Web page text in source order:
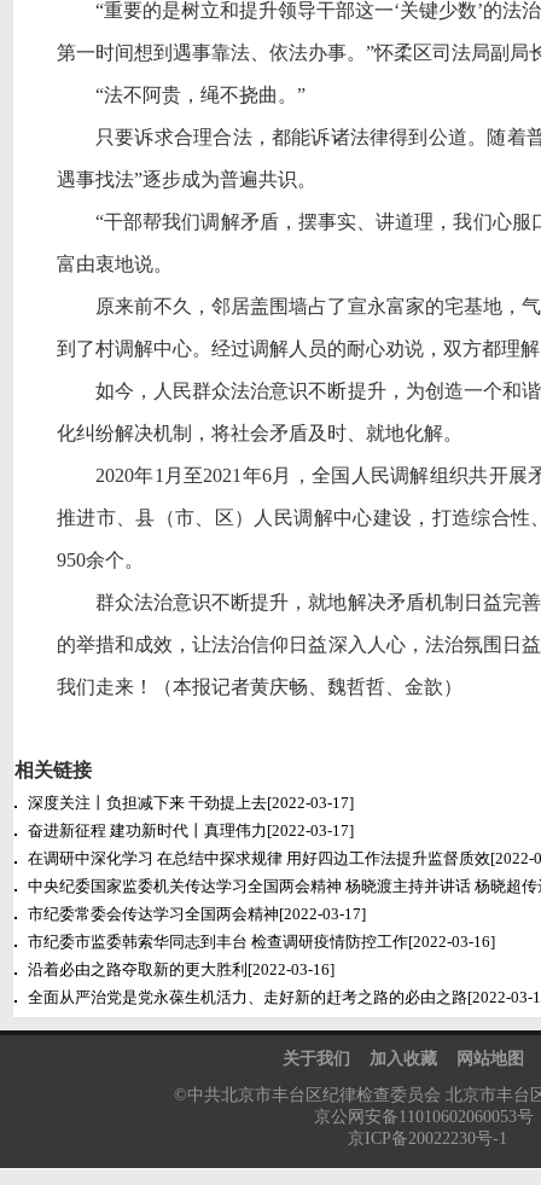
“重要的是树立和提升领导干部这一‘关键少数’的
第一时间想到遇事靠法、依法办事。”怀柔区司法局副局
“法不阿贵，绳不挠曲。”
只要诉求合理合法，都能诉诸法律得到公道。随
遇事找法”逐步成为普遍共识。
“干部帮我们调解矛盾，摆事实、讲道理，我们心
富由衷地说。
原来前不久，邻居盖围墙占了宣永富家的宅基地，
到了村调解中心。经过调解人员的耐心劝说，双方都理
如今，人民群众法治意识不断提升，为创造一个和
化纠纷解决机制，将社会矛盾及时、就地化解。
2020年1月至2021年6月，全国人民调解组织共开
推进市、县（市、区）人民调解中心建设，打造综合
950余个。
群众法治意识不断提升，就地解决矛盾机制日益完
的举措和成效，让法治信仰日益深入人心，法治氛围日
我们走来！（本报记者黄庆畅、魏哲哲、金歆）
相关链接
深度关注丨负担减下来 干劲提上去[2022-03-17]
奋进新征程 建功新时代丨真理伟力 [2022-03-17]
在调研中深化学习 在总结中探求规律 用好四边工作法提升监督质效[2022-
中央纪委国家监委机关传达学习全国两会精神 杨晓渡主持并讲话 杨晓超
市纪委常委会传达学习全国两会精神[2022-03-17]
市纪委市监委韩索华同志到丰台 检查调研疫情防控工作[2022-03-16]
沿着必由之路夺取新的更大胜利 [2022-03-16]
全面从严治党是党永葆生机活力、走好新的赶考之路的必由之路[2022-03-